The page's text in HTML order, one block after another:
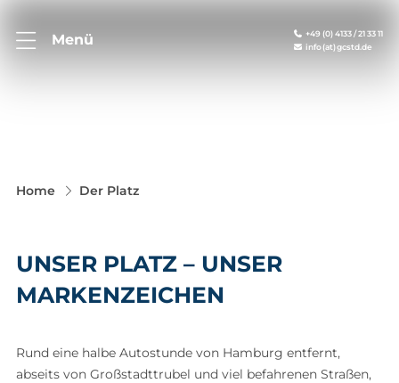
Menü
+49 (0) 4133 / 21 33 11
info (at) gcstd.de
Home Der Platz
UNSER PLATZ – UNSER
MARKENZEICHEN
Rund eine halbe Autostunde von Hamburg entfernt,
abseits von Großstadttrubel und viel befahrenen Straßen,